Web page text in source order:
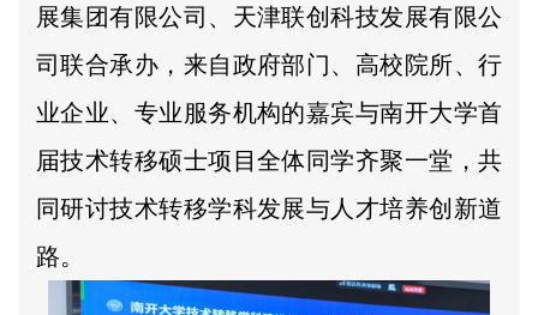
展集团有限公司、天津联创科技发展有限公
司联合承办，来自政府部门、高校院所、行
业企业、专业服务机构的嘉宾与南开大学首
届技术转移硕士项目全体同学齐聚一堂，共
同研讨技术转移学科发展与人才培养创新道
路。